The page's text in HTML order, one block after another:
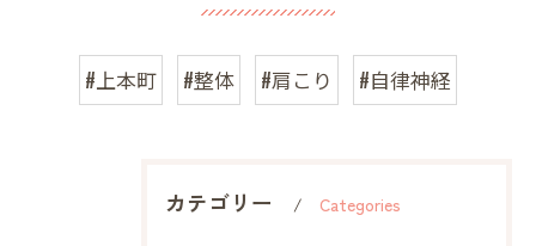
#上本町 #整体 #肩こり #自律神経
カテゴリー Categories